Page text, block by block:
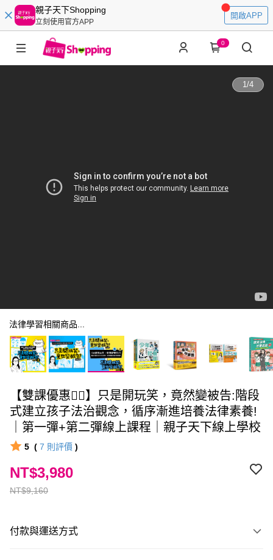
親子天下Shopping
立刻使用官方APP
開啟APP
0
1/4
法律學習相關商品...
【雙課優惠❤️‍🔥】只是開玩笑，竟然變被告:階段
式建立孩子法治觀念，循序漸進培養法律素養!
｜第一彈+第二彈線上課程｜親子天下線上學校
5 ( 7 則評價 )
NT$9,160
NT$3,980
付款與運送方式